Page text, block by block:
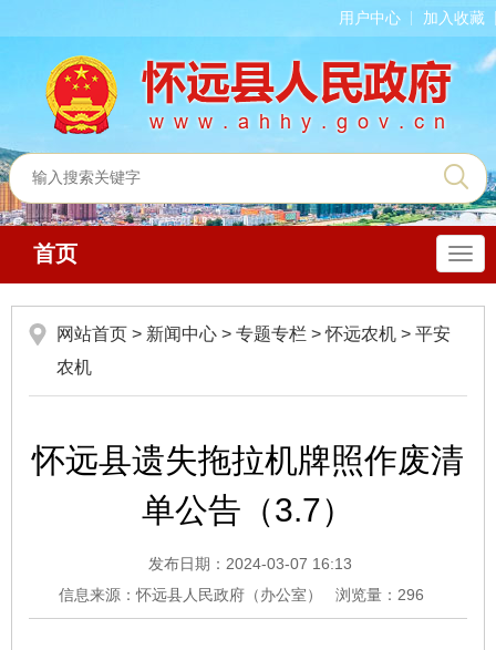
用户中心 加入收藏
导
航
首页
网站首页 > 新闻中心 > 专题专栏 > 怀远农机 > 平安
农机
怀远县遗失拖拉机牌照作废清
单公告（3.7）
发布日期：2024-03-07 16:13
信息来源：怀远县人民政府（办公室）
浏览量： 296